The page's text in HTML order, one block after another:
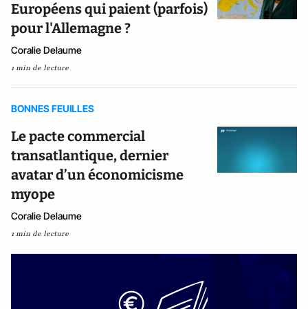
Européens qui paient (parfois)
pour l'Allemagne ?
Coralie Delaume
1 min de lecture
BONNES FEUILLES
Le pacte commercial
transatlantique, dernier
avatar d’un économicisme
myope
Coralie Delaume
1 min de lecture